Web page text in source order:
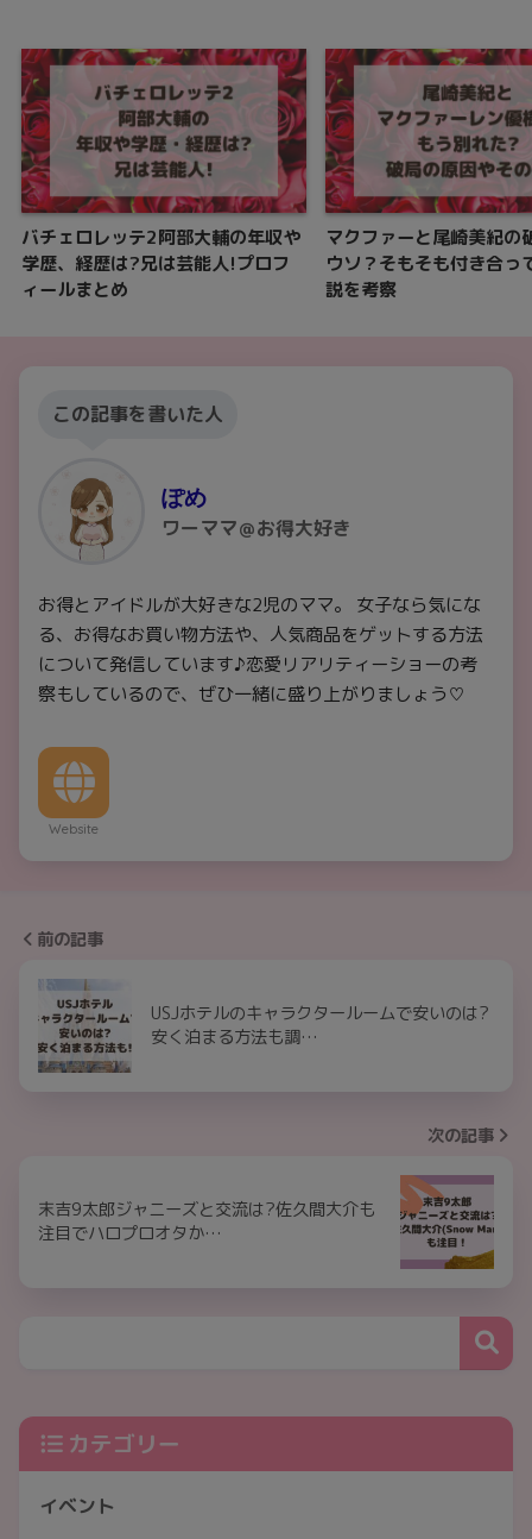
バチェロレッテ2阿部大輔の年収や
学歴、経歴は?兄は芸能人!プロフ
ィールまとめ
マクファーと尾崎美紀の
ウソ？そもそも付き合っ
説を考察
この記事を書いた人
ぽめ
ワーママ＠お得大好き
お得とアイドルが大好きな2児のママ。 女子なら気にな
る、お得なお買い物方法や、人気商品をゲットする方法
について発信しています♪恋愛リアリティーショーの考
察もしているので、ぜひ一緒に盛り上がりましょう♡
Website
前の記事
USJホテルのキャラクタールームで安いのは?
安く泊まる方法も調…
次の記事
末吉9太郎ジャニーズと交流は?佐久間大介も
注目でハロプロオタか…
カテゴリー
イベント